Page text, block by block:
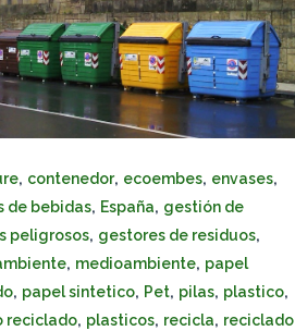
, contenedor, ecoembes, envases,
de bebidas, España, gestión de
peligrosos, gestores de residuos,
, medioambiente, papel
, papel sintetico, Pet, pilas, plastico,
reciclado, plasticos, recicla, reciclado